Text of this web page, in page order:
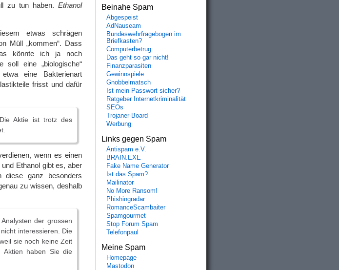
zu tun haben. Ethanol
etwas schrägen
Müll „kommen“. Dass
könnte ich ja noch
eine „biologische“
eine Bakterienart
frisst und dafür
Aktie ist trotz des
wenn es einen
Ethanol gibt es, aber
ganz besonders
zu wissen, deshalb
der grossen
interessieren. Die
sie noch keine Zeit
Aktien haben Sie die
Beinahe Spam
Abgespeist
AdNauseam
Bundeswehrfragebogen im
Briefkasten?
Computerbetrug
Das geht so gar nicht!
Finanzparasiten
Gewinnspiele
Gnobbelmatsch
Ist mein Passwort sicher?
Ratgeber Internetkriminalität
SEOs
Trojaner-Board
Werbung
Links gegen Spam
Antispam e.V.
BRAIN.EXE
Fake Name Generator
Ist das Spam?
Mailinator
No More Ransom!
Phishingradar
RomanceScambaiter
Spamgourmet
Stop Forum Spam
Telefonpaul
Meine Spam
Homepage
Mastodon